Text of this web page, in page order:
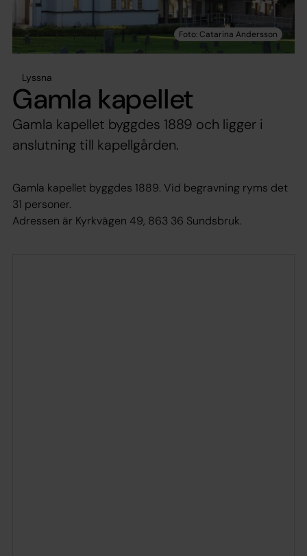
Lyssna
Gamla kapellet
Gamla kapellet byggdes 1889 och ligger i
anslutning till kapellgården.
Gamla kapellet byggdes 1889. Vid begravning ryms det
31 personer.
Adressen är Kyrkvägen 49, 863 36 Sundsbruk.